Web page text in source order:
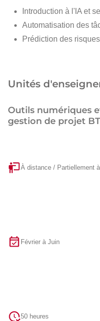
Introduction à l'IA et
Automatisation des
Prédiction des
Unités
Outils numériques
gestion de projet
À distance / Partiellement
Février à Juin
50 heures